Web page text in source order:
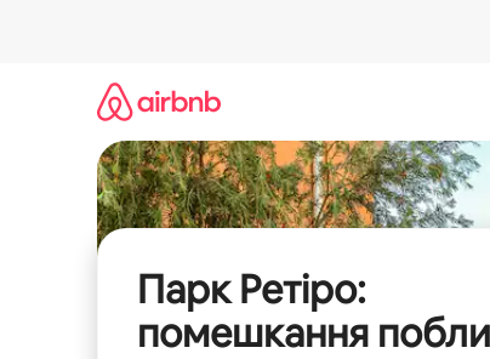
Парк Ретіро:
помешкання